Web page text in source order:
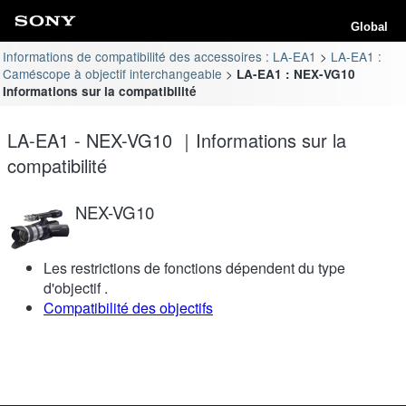
Global
Informations de compatibilité des accessoires : LA-EA1
LA-EA1 :
Caméscope à objectif interchangeable
LA-EA1 : NEX-VG10
Informations sur la compatibilité
LA-EA1 - NEX-VG10 ｜Informations sur la
compatibilité
NEX-VG10
Les restrictions de fonctions dépendent du type
d'objectif .
Compatibilité des objectifs